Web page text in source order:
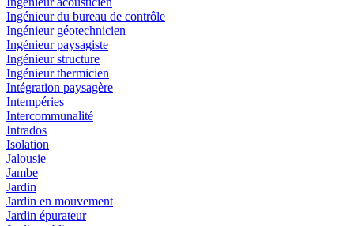
Ingénieur du bureau de contrôle
Ingénieur géotechnicien
Ingénieur paysagiste
Ingénieur structure
Ingénieur thermicien
Intégration paysagère
Intempéries
Intercommunalité
Intrados
Isolation
Jalousie
Jambe
Jardin
Jardin en mouvement
Jardin épurateur